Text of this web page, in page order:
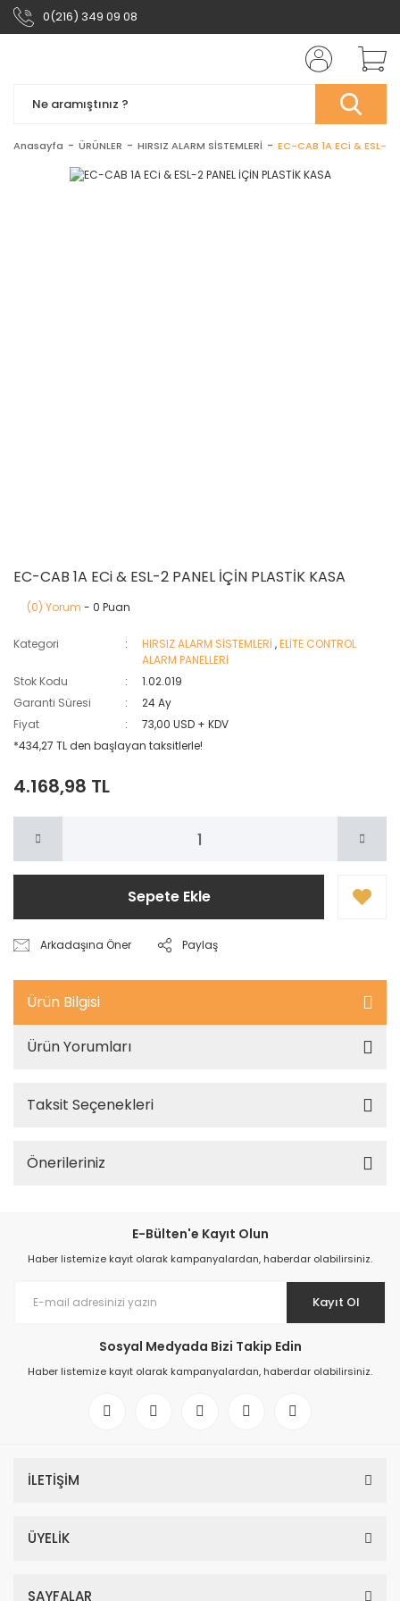
0(216) 349 09 08
Anasayfa ÜRÜNLER HIRSIZ ALARM SİSTEMLERİ EC-CAB 1A ECi & ESL-2
EC-CAB 1A ECi & ESL-2 PANEL İÇİN PLASTİK KASA
(0) Yorum - 0 Puan
Kategori HIRSIZ ALARM SİSTEMLERİ ,ELİTE CONTROL
ALARM PANELLERİ
Stok Kodu
1.02.019
Garanti Süresi
24 Ay
Fiyat
73,00 USD + KDV
*434,27 TL den başlayan taksitlerle!
4.168,98 TL
Sepete Ekle
Arkadaşına Öner Paylaş
Ürün Bilgisi
Ürün Yorumları
Taksit Seçenekleri
Önerileriniz
E-Bülten'e Kayıt Olun
Haber listemize kayıt olarak kampanyalardan, haberdar olabilirsiniz.
Kayıt Ol
Sosyal Medyada Bizi Takip Edin
Haber listemize kayıt olarak kampanyalardan, haberdar olabilirsiniz.
İLETİŞİM
ÜYELİK
SAYFALAR